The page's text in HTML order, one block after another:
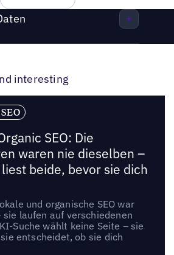
interesting
SEO: Die
waren nie dieselben –
beide, bevor sie dich
und organische SEO war
laufen auf verschiedenen
Suche wählt keine Seite – sie
entscheidet, ob sie dich